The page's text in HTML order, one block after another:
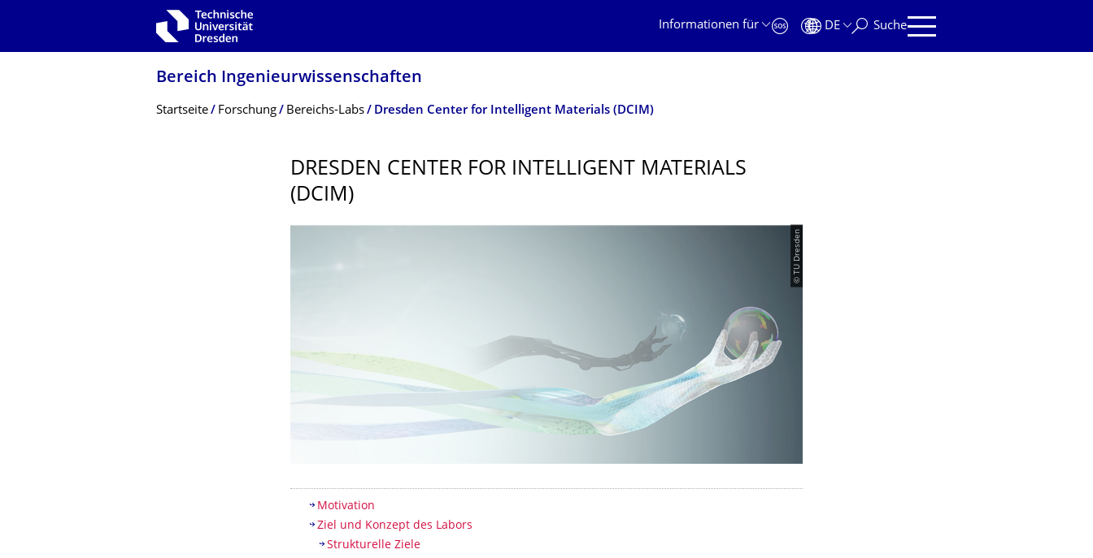
Zur Hauptnavigation springen
Informationen für
DE Suche
Bereich Ingenieur­wissen­schaften
Breadcrumb-Menü
Startseite Forschung Bereichs-Labs Dresden Center for Intelligent Materials (DCIM)
DRESDEN CENTER FOR INTELLIGENT MATERIALS
(DCIM)
© TU Dresden
Inhaltsverzeichnis
Motivation
Ziel und Konzept des Labors
Strukturelle Ziele